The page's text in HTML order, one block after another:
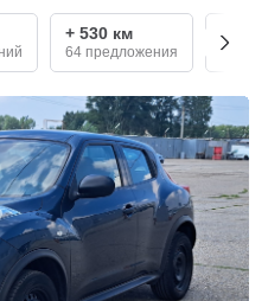
+ 530 км
64 предложения
+ 680
5